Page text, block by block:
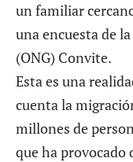
un familiar
una encuesta de
(ONG) Convite.
Esta es una
cuenta la
millones de
que ha provocado